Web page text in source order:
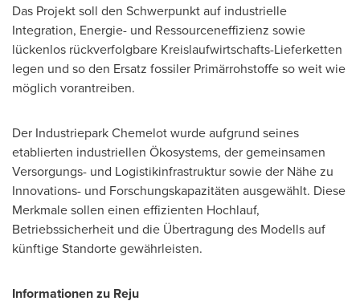
Das Projekt soll den Schwerpunkt auf industrielle
Integration, Energie- und Ressourceneffizienz sowie
lückenlos rückverfolgbare Kreislaufwirtschafts-Lieferketten
legen und so den Ersatz fossiler Primärrohstoffe so weit wie
möglich vorantreiben.
Der Industriepark Chemelot wurde aufgrund seines
etablierten industriellen Ökosystems, der gemeinsamen
Versorgungs- und Logistikinfrastruktur sowie der Nähe zu
Innovations- und Forschungskapazitäten ausgewählt. Diese
Merkmale sollen einen effizienten Hochlauf,
Betriebssicherheit und die Übertragung des Modells auf
künftige Standorte gewährleisten.
Informationen zu Reju